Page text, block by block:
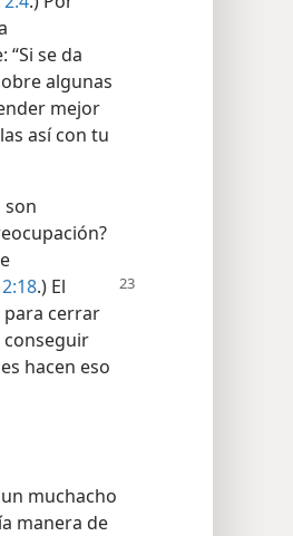
“Si se da
algunas
mejor
así con tu
son
.) El
para cerrar
conseguir
hacen eso
muchacho
manera de